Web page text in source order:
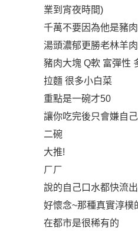
業到宵夜時間)
千萬不要因為他是豬
湯頭濃郁更勝老林羊
豬肉大塊 Q軟 富彈性
拉麵 很多小白菜
重點是一碗才50
讓你吃完後只會嫌自
二碗
大推!
ㄏㄏ
說的自己口水都快流
好懷念~那種真實淳樸
在都市是很稀有的